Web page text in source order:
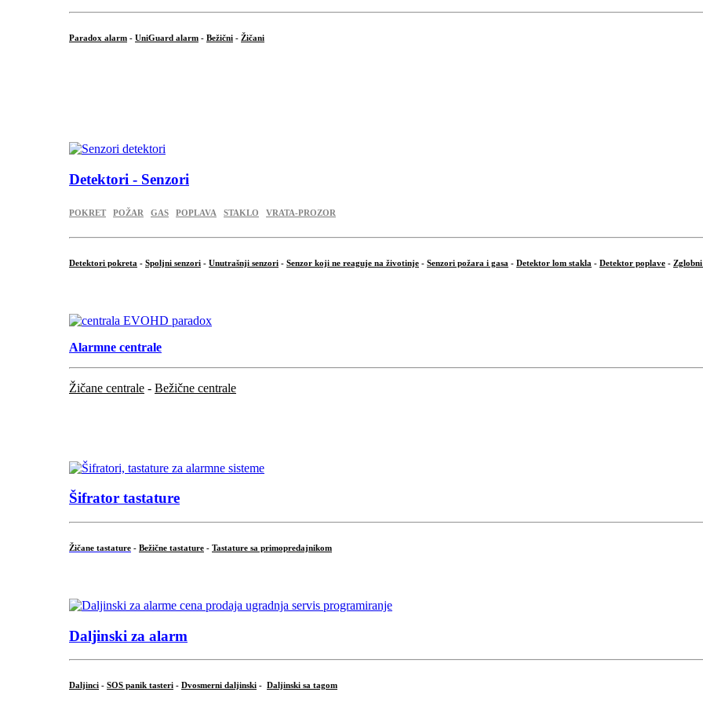
Paradox alarm - UniGuard alarm - Bežični - Žičani
Detektori - Senzori
POKRET POŽAR GAS POPLAVA STAKLO VRATA-PROZOR
Detektori pokreta - Spoljni senzori - Unutrašnji senzori - Senzor koji ne reaguje na životinje - Senzori požara i gasa - Detektor lom stakla - Detektor poplave - Zglobni
Alarmne centrale
Žičane centrale - Bežične centrale
Šifrator tastature
Žičane tastature - Bežične tastature - Tastature sa primopredajnikom
Daljinski za alarm
Daljinci - SOS panik tasteri - Dvosmerni daljinski - Daljinski sa tagom